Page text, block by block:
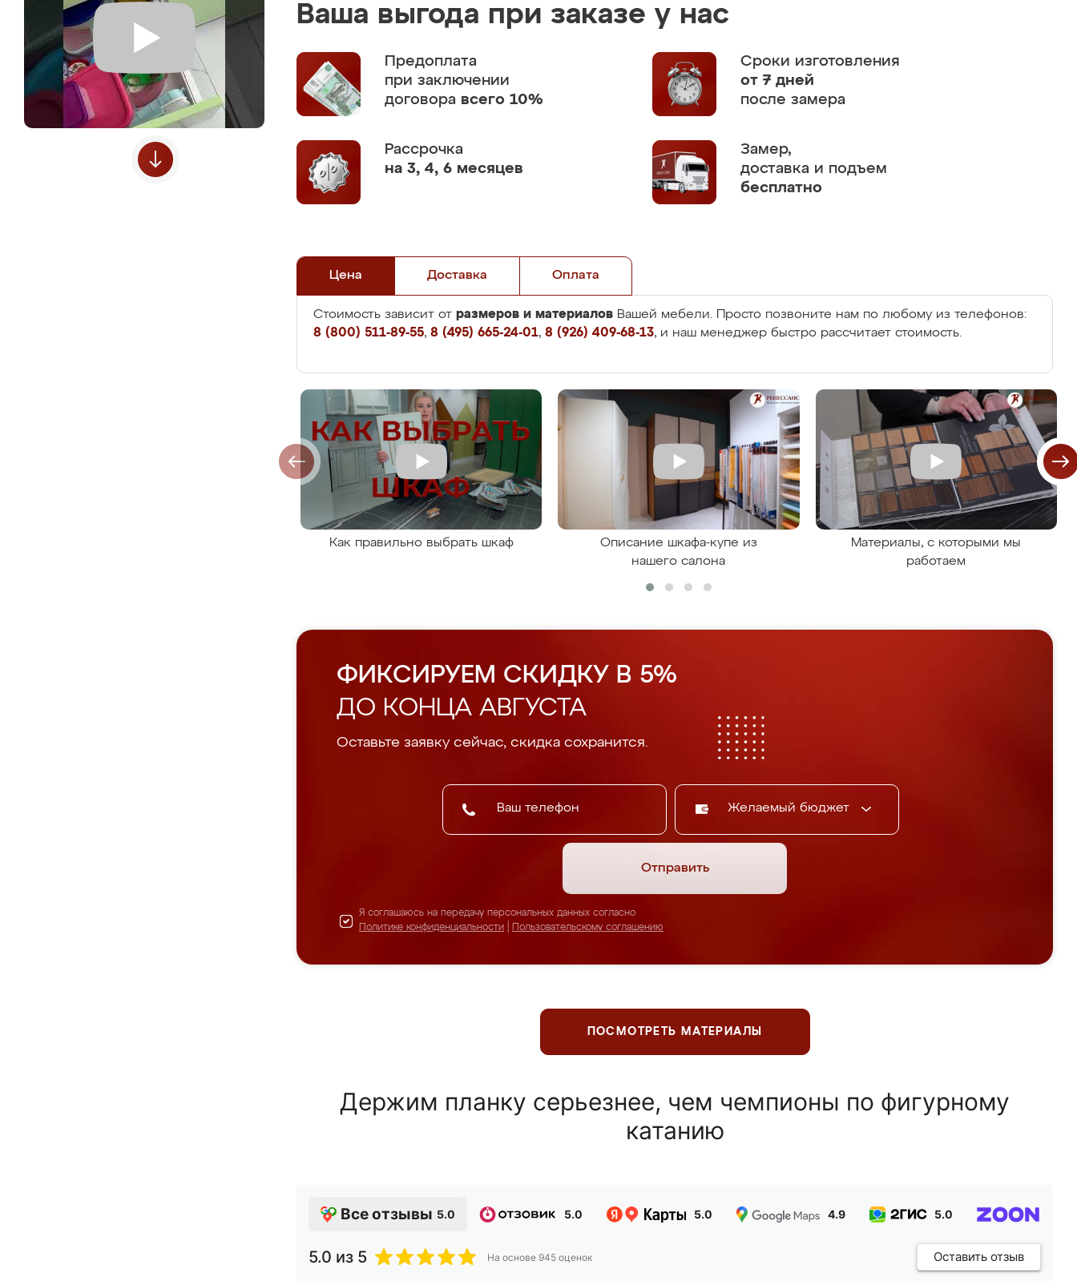
Ваша выгода при заказе у нас
Предоплата
при заключении
договора всего 10%
Сроки изготовления
от 7 дней
после замера
Рассрочка
на 3, 4, 6 месяцев
Замер,
доставка и подъем
бесплатно
Цена Доставка Оплата
Стоимость зависит от размеров и материалов Вашей мебели. Просто позвоните нам по любому из телефонов:
8 (800) 511-89-55, 8 (495) 665-24-01, 8 (926) 409-68-13, и наш менеджер быстро рассчитает стоимость.
Как правильно выбрать шкаф
Описание шкафа-купе из
нашего салона
Материалы, с которыми мы
работаем
ФИКСИРУЕМ СКИДКУ В 5%
ДО КОНЦА АВГУСТА
Оставьте заявку сейчас, скидка сохранится.
Желаемый бюджет
Отправить
Я соглашаюсь на передачу персональных данных согласно
Политике конфиденциальности
Пользовательскому соглашению
ПОСМОТРЕТЬ МАТЕРИАЛЫ
Держим планку серьезнее, чем чемпионы по фигурному
катанию
Все отзывы 5.0 5.0 5.0 4.9 5.0
5.0 из 5 На основе 945 оценок Оставить отзыв